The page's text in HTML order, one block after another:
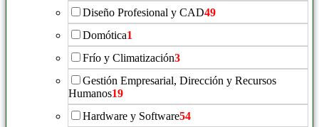
Diseño Profesional y CAD49
Domótica1
Frío y Climatización3
Gestión Empresarial, Dirección y Recursos
Humanos19
Hardware y Software54